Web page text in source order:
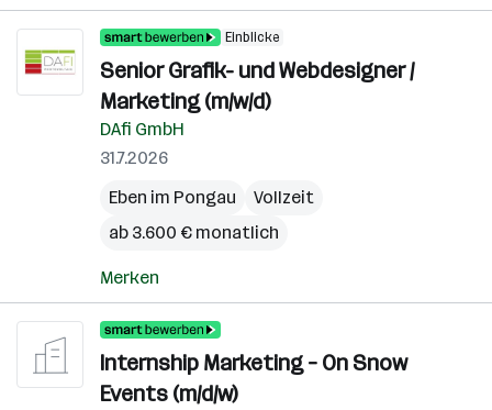
Einblicke
Senior Grafik- und Webdesigner /
Marketing (m/w/d)
DAfi GmbH
31.7.2026
Eben im Pongau
Vollzeit
ab 3.600 € monatlich
Merken
Internship Marketing – On Snow
Events (m/d/w)